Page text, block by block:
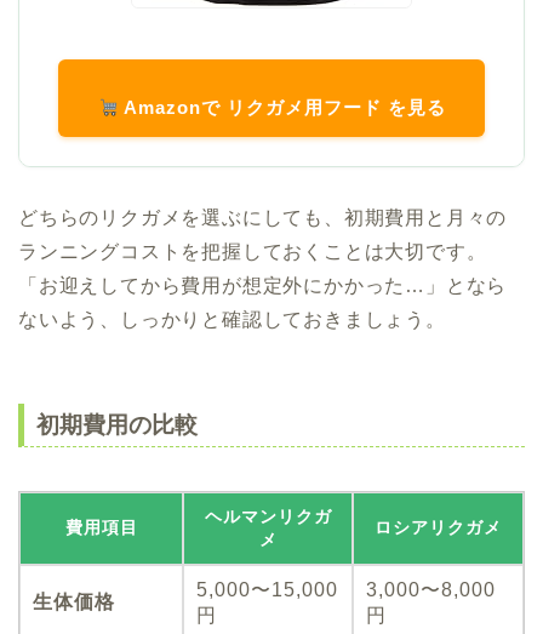
Amazonで リクガメ用フード を見る
どちらのリクガメを選ぶにしても、初期費用と月々の
ランニングコストを把握しておくことは大切です。
「お迎えしてから費用が想定外にかかった…」となら
ないよう、しっかりと確認しておきましょう。
初期費用の比較
費用項目
ヘルマンリクガ
メ
ロシアリクガメ
生体価格
5,000〜15,000
円
3,000〜8,000
円